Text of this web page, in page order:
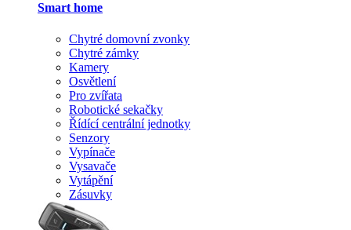
Smart home
Chytré domovní zvonky
Chytré zámky
Kamery
Osvětlení
Pro zvířata
Robotické sekačky
Řídící centrální jednotky
Senzory
Vypínače
Vysavače
Vytápění
Zásuvky